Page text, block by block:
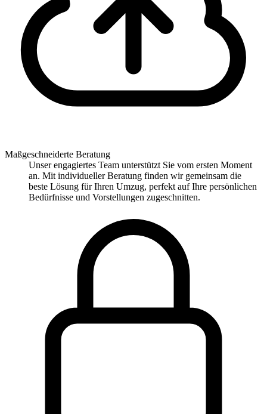
Maßgeschneiderte Beratung
Unser engagiertes Team unterstützt Sie vom ersten Moment
an. Mit individueller Beratung finden wir gemeinsam die
beste Lösung für Ihren Umzug, perfekt auf Ihre persönlichen
Bedürfnisse und Vorstellungen zugeschnitten.